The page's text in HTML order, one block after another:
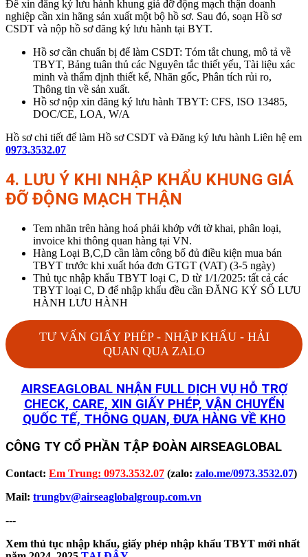
Để xin đăng ký lưu hành khung giá đỡ động mạch thận doanh
nghiệp cần xin hãng sản xuất một bộ hồ sơ. Sau đó, soạn Hồ sơ
CSDT và nộp hồ sơ đăng ký lưu hành tại BYT.
Hồ sơ cần chuẩn bị để làm CSDT: Tóm tắt chung, mô tả về
TBYT, Bảng tuân thủ các Nguyên tắc thiết yếu, Tài liệu xác
minh và thẩm định thiết kế, Nhãn gốc, Phân tích rủi ro,
Thông tin về sản xuất.
Hồ sơ nộp xin đăng ký lưu hành TBYT: CFS, ISO 13485,
DOC/CE, LOA, W/A
Hồ sơ chi tiết để làm Hồ sơ CSDT và Đăng ký lưu hành Liên hệ em
0973.3532.07
4. LƯU Ý KHI NHẬP KHẨU KHUNG GIÁ
ĐỠ ĐỘNG MẠCH THẬN
Tem nhãn trên hàng hoá phải khớp với tờ khai, phân loại,
invoice khi thông quan hàng tại VN.
Hàng Loại B,C,D cần làm công bố đủ điều kiện mua bán
TBYT trước khi xuất hóa đơn GTGT (VAT) (3-5 ngày)
Thủ tục nhập khẩu TBYT loại C, D từ 1/1/2025: tất cả các
TBYT loại C, D để nhập khẩu đều cần ĐĂNG KÝ SỐ LƯU
HÀNH LƯU HÀNH
TƯ VẤN GIẤY PHÉP - NHẬP KHẨU - HẢI
QUAN QUA ZALO
AIRSEAGLOBAL NHẬN FULL DỊCH VỤ HỖ TRỢ
CHECK, CARE, XIN GIẤY PHÉP, VẬN CHUYỂN
QUỐC TẾ, THÔNG QUAN, ĐƯA HÀNG VỀ KHO
CÔNG TY CỔ PHẦN TẬP ĐOÀN AIRSEAGLOBAL
Contact: Em Trung: 0973.3532.07 (zalo: zalo.me/0973.3532.07)
Mail: trungbv@airseaglobalgroup.com.vn
---
Xem thủ tục nhập khẩu, giấy phép nhập khẩu TBYT mới nhất